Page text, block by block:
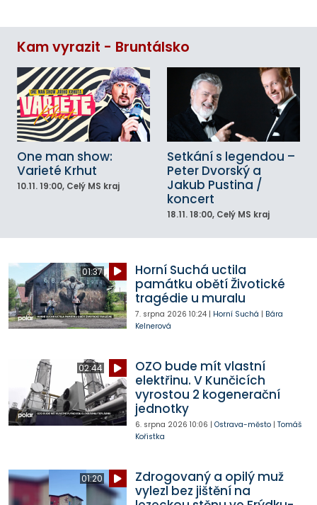
Kam vyrazit - Bruntálsko
One man show:
Varieté Krhut
10.11. 19:00, Celý MS kraj
Setkání s legendou –
Peter Dvorský a
Jakub Pustina /
koncert
18.11. 18:00, Celý MS kraj
01:37
Horní Suchá uctila
památku obětí Životické
tragédie u muralu
7. srpna 2026 10:24| Horní Suchá | Bára
Kelnerová
02:44
OZO bude mít vlastní
elektřinu. V Kunčicích
vyrostou 2 kogenerační
jednotky
6. srpna 2026 10:06 | Ostrava-město| Tomáš
Kořistka
01:20
Zdrogovaný a opilý muž
vylezl bez jištění na